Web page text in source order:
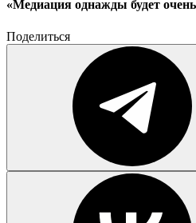
«Медиация однажды будет
Поделиться